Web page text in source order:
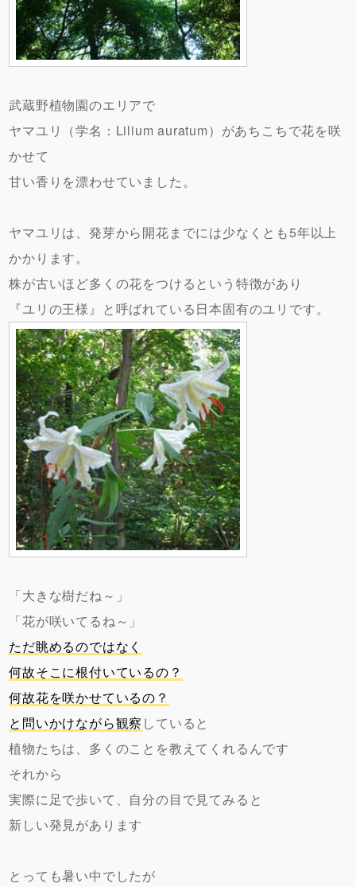
武蔵野植物園のエリアで
ヤマユリ（学名：Lilium auratum）があちこちで花を咲
かせて
甘い香りを漂わせていました。
ヤマユリは、発芽から開花までには少なくとも5年以上
かかります。
株が古いほど多くの花をつけるという特徴があり
『ユリの王様』と呼ばれている日本固有のユリです。
「大きな樹だね～」
「花が咲いてるね～」
ただ眺めるのではなく
何故そこに根付いているの？
何故花を咲かせているの？
と問いかけながら観察 していると
植物たちは、多くのことを教えてくれるんです
それから
実際に足で歩いて、自分の目で見てみると
新しい発見があります
とっても暑い中でしたが